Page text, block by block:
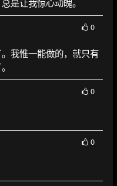
0
我惟一能做的，就只有
0
0